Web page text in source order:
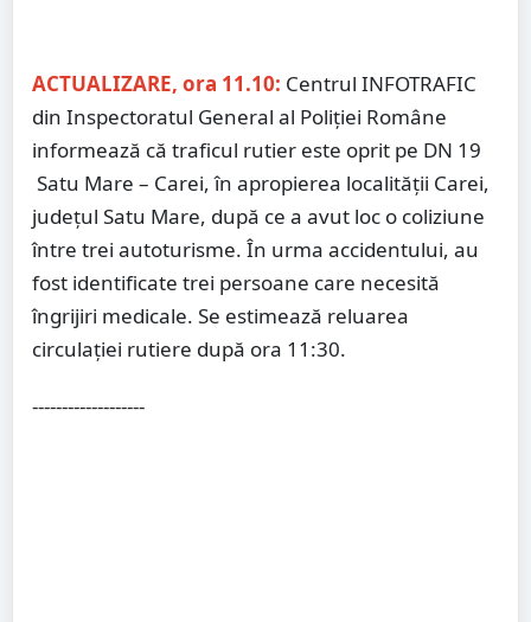
ACTUALIZARE, ora 11.10: Centrul INFOTRAFIC
din Inspectoratul General al Poliției Române
informează că traficul rutier este oprit pe DN 19
Satu Mare – Carei, în apropierea localității Carei,
județul Satu Mare, după ce a avut loc o coliziune
între trei autoturisme. În urma accidentului, au
fost identificate trei persoane care necesită
îngrijiri medicale. Se estimează reluarea
circulației rutiere după ora 11:30.
-------------------